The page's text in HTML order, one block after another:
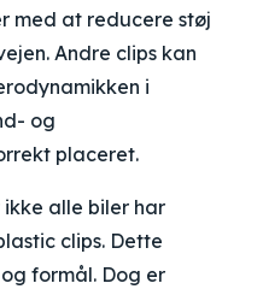
med at reducere støj
Andre clips kan
i
og
placeret.
alle biler har
clips. Dette
formål. Dog er